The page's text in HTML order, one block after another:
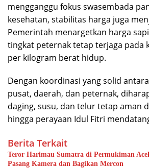
mengganggu fokus swasembada
kesehatan, stabilitas harga juga
Pemerintah menargetkan harga
tingkat peternak tetap terjaga pada
per kilogram berat hidup.
Dengan koordinasi yang solid
pusat, daerah, dan peternak,
daging, susu, dan telur tetap aman
hingga perayaan Idul Fitri
Berita Terkait
Teror Harimau Sumatra di Permukiman
Pasang Kamera dan Bagikan Mercon